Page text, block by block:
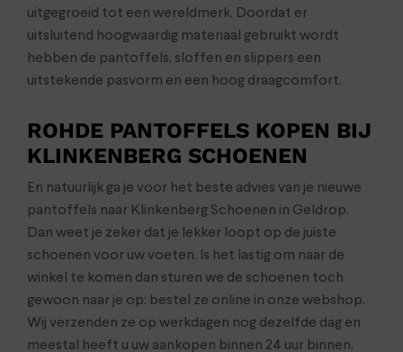
uitgegroeid tot een wereldmerk. Doordat er
uitsluitend hoogwaardig materiaal gebruikt wordt
hebben de pantoffels, sloffen en slippers een
uitstekende pasvorm en een hoog draagcomfort.
ROHDE PANTOFFELS KOPEN BIJ
KLINKENBERG SCHOENEN
En natuurlijk ga je voor het beste advies van je nieuwe
pantoffels naar Klinkenberg Schoenen in Geldrop.
Dan weet je zeker dat je lekker loopt op de juiste
schoenen voor uw voeten. Is het lastig om naar de
winkel te komen dan sturen we de schoenen toch
gewoon naar je op: bestel ze online in onze webshop.
Wij verzenden ze op werkdagen nog dezelfde dag en
meestal heeft u uw aankopen binnen 24 uur binnen.